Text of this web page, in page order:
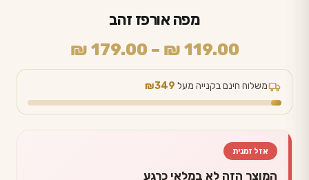
מפה אורפז זהב
₪ 119.00
–
₪ 179.00
מחירים:
עד
⁦₪ 179.00⁩
משלוח חינם בקנייה מעל ₪349
אזל זמנית
המוצר הזה לא במלאי כרגע